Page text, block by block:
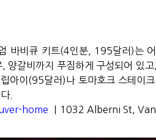
바비큐 키트(4인분, 195달러 )는
, 양갈비까지 푸짐하게 구성되어 있고
아이 (95달러 )나 토마호크 스테이크
.
home
1032 Alberni St,